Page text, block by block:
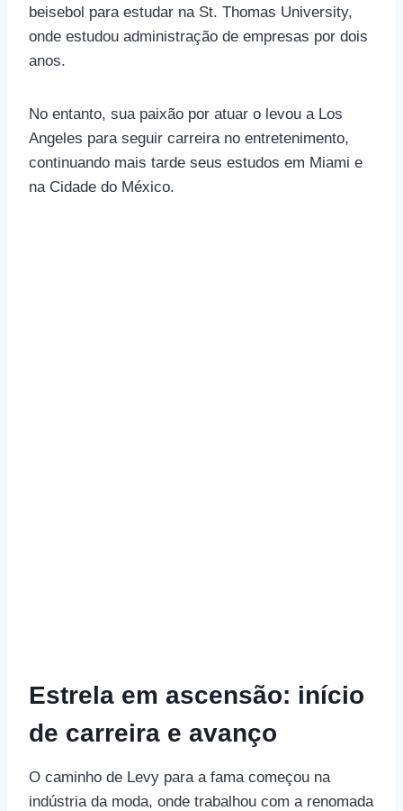
beisebol para estudar na St. Thomas University,
onde estudou administração de empresas por dois
anos.
No entanto, sua paixão por atuar o levou a Los
Angeles para seguir carreira no entretenimento,
continuando mais tarde seus estudos em Miami e
na Cidade do México.
Estrela em ascensão: início
de carreira e avanço
O caminho de Levy para a fama começou na
indústria da moda, onde trabalhou com a renomada